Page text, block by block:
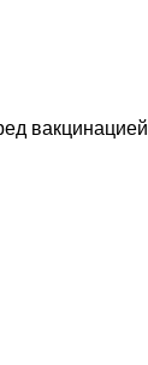
вакцинацией